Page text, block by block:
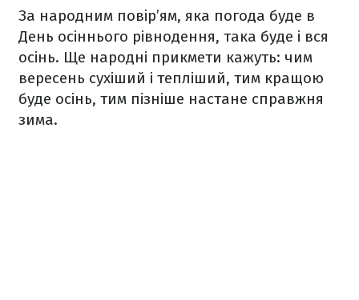
За народним повір’ям, яка погода буде в
День осіннього рівнодення, така буде і вся
осінь. Ще народні прикмети кажуть: чим
вересень сухіший і тепліший, тим кращою
буде осінь, тим пізніше настане справжня
зима.